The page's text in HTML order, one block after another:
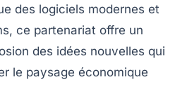
des logiciels modernes et
ce partenariat offre un
des idées nouvelles qui
le paysage économique